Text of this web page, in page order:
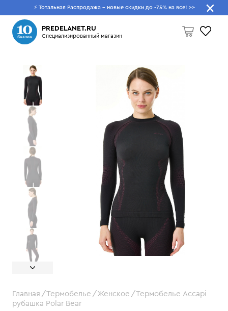
⚡ Тотальная Распродажа - новые скидки до -75% на все! >>
PREDELANET.RU
Специализированный магазин
Пусто
Что будем искать?
Главная Термобелье Женское
Термобелье Accapi
рубашка Polar Bear